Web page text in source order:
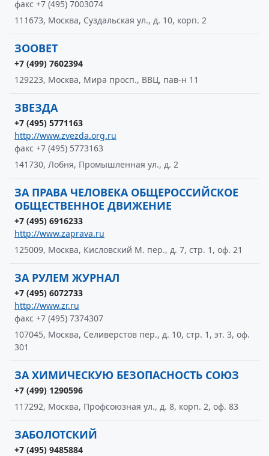
факс +7 (495) 7003074
111673, Москва, Суздальская ул., д. 10, корп. 2
ЗООВЕТ
+7 (499) 7602394
129223, Москва, Мира просп., ВВЦ, пав-н 11
ЗВЕЗДА
+7 (495) 5771163
http://www.zvezda.org.ru
факс +7 (495) 5773163
141730, Лобня, Промышленная ул., д. 2
ЗА ПРАВА ЧЕЛОВЕКА ОБЩЕРОССИЙСКОЕ
ОБЩЕСТВЕННОЕ ДВИЖЕНИЕ
+7 (495) 6916233
http://www.zaprava.ru
125009, Москва, Кисловский М. пер., д. 7, стр. 1, оф. 21
ЗА РУЛЕМ ЖУРНАЛ
+7 (495) 6072733
http://www.zr.ru
факс +7 (495) 7374307
107045, Москва, Селиверстов пер., д. 10, стр. 1, эт. 3, оф.
301
ЗА ХИМИЧЕСКУЮ БЕЗОПАСНОСТЬ СОЮЗ
+7 (499) 1290596
117292, Москва, Профсоюзная ул., д. 8, корп. 2, оф. 83
ЗАБОЛОТСКИЙ
+7 (495) 9485884